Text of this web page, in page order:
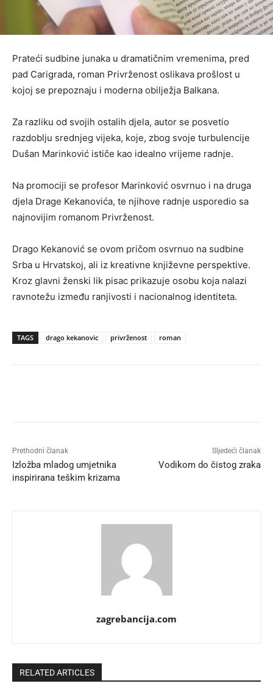
Prateći sudbine junaka u dramatičnim vremenima, pred
pad Carigrada, roman Privrženost oslikava prošlost u
kojoj se prepoznaju i moderna obilježja Balkana.
Za razliku od svojih ostalih djela, autor se posvetio
razdoblju srednjeg vijeka, koje, zbog svoje turbulencije
Dušan Marinković ističe kao idealno vrijeme radnje.
Na promociji se profesor Marinković osvrnuo i na druga
djela Drage Kekanovića, te njihove radnje usporedio sa
najnovijim romanom Privrženost.
Drago Kekanović se ovom pričom osvrnuo na sudbine
Srba u Hrvatskoj, ali iz kreativne književne perspektive.
Kroz glavni ženski lik pisac prikazuje osobu koja nalazi
ravnotežu između ranjivosti i nacionalnog identiteta.
TAGS drago kekanovic privrženost roman
Prethodni članak
Izložba mladog umjetnika
inspirirana teškim krizama
Sljedeći članak
Vodikom do čistog zraka
zagrebancija.com
RELATED ARTICLES